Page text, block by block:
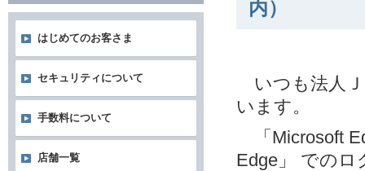
内）
いつも法人
います。
「Microsoft
Edge」 での
はじめてのお客さま
セキュリティについて
手数料について
店舗一覧